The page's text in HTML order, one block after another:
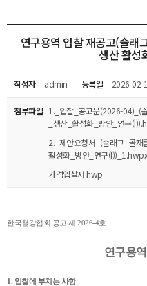
연구용역 입찰 재공고(슬래
생산 활성
작성자 admin 등록일 2026-02-
첨부파일 1._입찰_공고문(2026-04)_(
_생산_활성화_방안_연구
2._제안요청서_(슬래그_골재
활성화_방안_연구(I))_1.hwpx
가격입찰서.hwp
한국철강협회 공고 제 2026-4호
연구용
1. 입찰에 부치는 사항